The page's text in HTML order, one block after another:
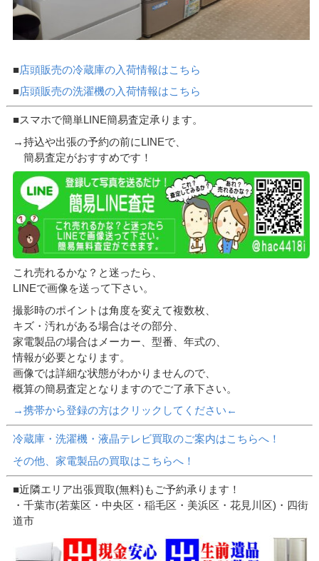
■店頭販売の冷蔵庫の入荷情報はこちら
■店頭販売の洗濯機の入荷情報はこちら
■スマホで簡単LINE簡易査定承ります。
→持込や出張の予約の前にLINEで、
簡易査定がおすすめです！
これ売れるかな？と迷ったら、
LINEで画像を送って下さい。
撮影時のポイントは角度を変えて複数枚、
キズ・汚れがある場合はその部分、
家電製品の場合はメーカー、型番、年式の、
情報が必要となります。
画像では詳細な状態がわかりませんので、
概算の簡易査定となりますのでご了承下さい。
→携帯から登録の方はクリックしてください←
冷蔵庫・洗濯機・液晶テレビ買取のご案内はこちらへ！
その他、家電製品の買取はこちらへ！
■近隣エリア出張買取(無料)もご予約承ります！
・千葉市(若葉区・中央区・稲毛区・美浜区・花見川区)・四街
道市